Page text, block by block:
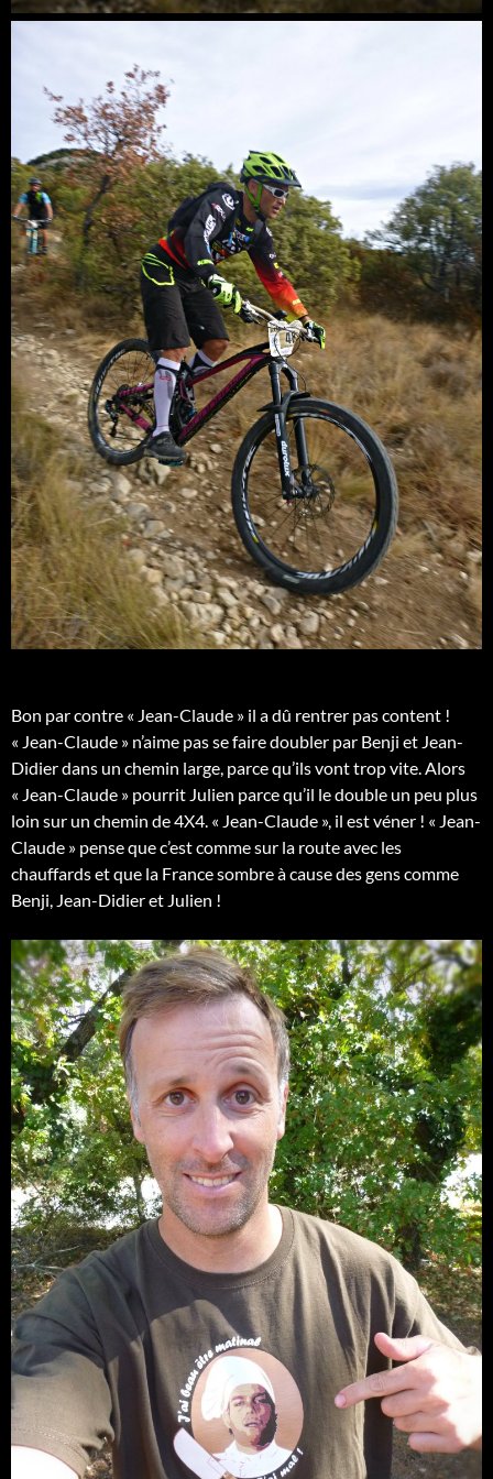
Bon par contre « Jean-Claude » il a dû rentrer pas content !
« Jean-Claude » n’aime pas se faire doubler par Benji et Jean-
Didier dans un chemin large, parce qu’ils vont trop vite. Alors
« Jean-Claude » pourrit Julien parce qu’il le double un peu plus
loin sur un chemin de 4X4. « Jean-Claude », il est véner ! « Jean-
Claude » pense que c’est comme sur la route avec les
chauffards et que la France sombre à cause des gens comme
Benji, Jean-Didier et Julien !